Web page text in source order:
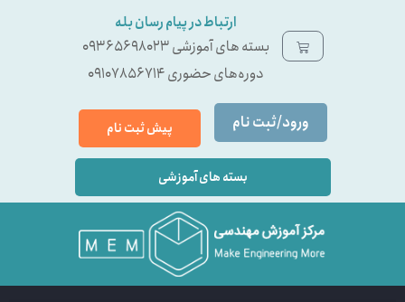
ارتباط در پیام رسان بله
بسته ‌های آموزشی 09365698023
دوره‌های حضوری 09107856714
ورود/ثبت نام پیش ثبت نام
بسته های آموزشی